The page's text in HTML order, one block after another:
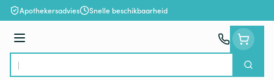
Ga naar de inhoud
Apothekersadvies Snelle beschikbaarheid
Menu
Product, merk, categorie...
Zoek